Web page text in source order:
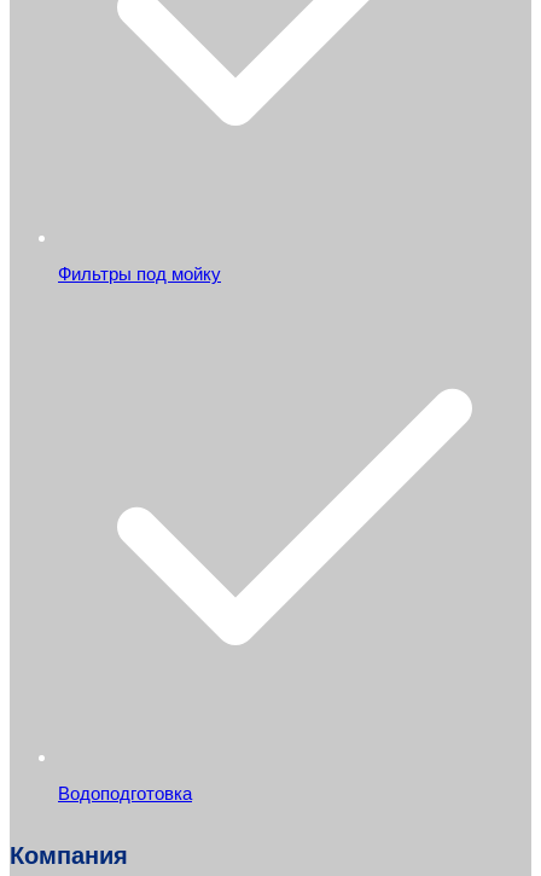
Фильтры под мойку
Водоподготовка
Компания